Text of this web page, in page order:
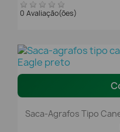
0 Avaliação(ões)
Saca-Agrafos Tipo